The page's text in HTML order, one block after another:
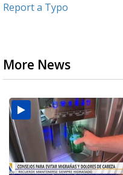
Report a Typo
More News